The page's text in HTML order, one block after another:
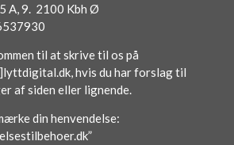
A, 9. 2100 Kbh Ø
til at skrive til os på
hvis du har forslag til
af siden eller lignende.
din henvendelse: